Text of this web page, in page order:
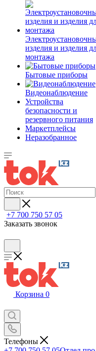
изделия и изделия
монтажа
Бытовые приборы
Видеонаблюдение
Устройства
безопасности и
резервного питания
Маркетплейсы
Неразобранное
+7 700 750 57 05
Заказать звонок
Корзина 0
Телефоны